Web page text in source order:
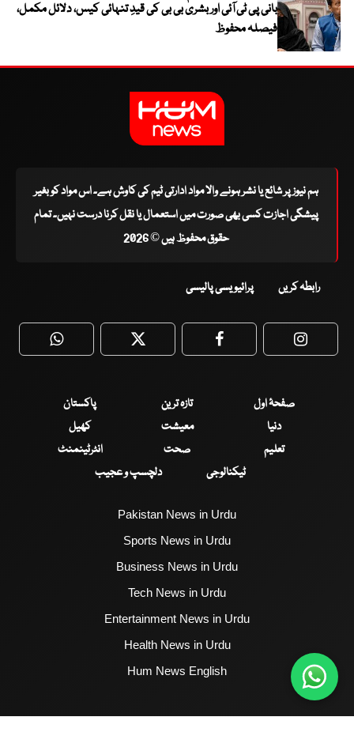
بانی پی ٹی آئی اور بشریٰ بی بی کی قیدِ تنہائی کیس، دلائل مکمل،
فیصلہ محفوظ
ہم نیوز پر شائع یا نشر ہونے والا مواد ادارتی ٹیم کی کاوش ہے۔ اس مواد کو بغیر
پیشگی اجازت کسی بھی صورت میں استعمال یا نقل کرنا درست نہیں۔ تمام
حقوق محفوظ ہیں © 2026
رابطہ کریں پرائیویسی پالیسی
WhatsApp Twitter Facebook
صفحۂ اول تازہ ترین
پاکستان
دنیا
معیشت
کھیل
تعلیم
صحت
انٹرٹینمنٹ
ٹیکنالوجی
دلچسپ و عجیب
Pakistan News in Urdu
Sports News in Urdu
Business News in Urdu
Tech News in Urdu
Entertainment News in Urdu
Health News in Urdu
Hum News English